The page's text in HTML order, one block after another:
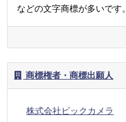
などの文字商標が多いです。
商標権者・商標出願人
株式会社ビックカメラ